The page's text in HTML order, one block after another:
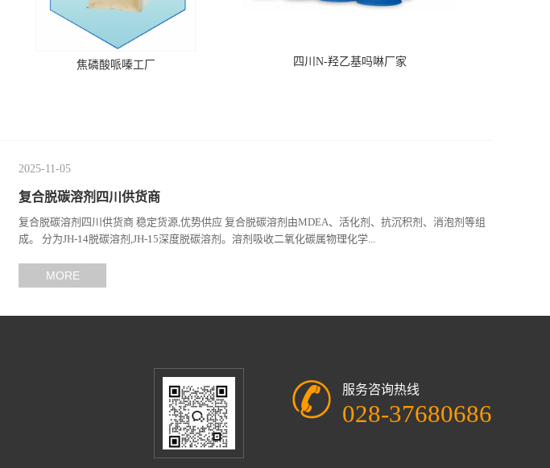
焦磷酸哌嗪工厂 四川N-羟乙基吗啉厂家
2025-11-05
复合脱碳溶剂四川供货商
复合脱碳溶剂四川供货商 稳定货源,优势供应 复合脱碳溶剂由MDEA、活化剂、抗沉积剂、消泡剂等组
成。 分为JH-14脱碳溶剂,JH-15深度脱碳溶剂。溶剂吸收二氧化碳属物理化学...
MORE
服务咨询热线
028-37680686